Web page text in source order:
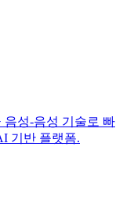
음성-음성 기술로 빠
기반 플랫폼.